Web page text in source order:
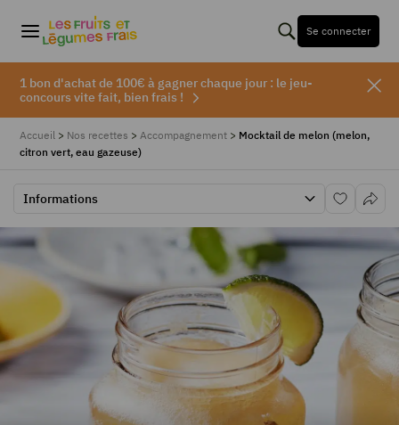
Se connecter
1 bon d'achat de 100€ à gagner chaque jour : le jeu-
concours vite fait, bien frais !
Accueil > Nos recettes > Accompagnement > Mocktail de melon (melon,
citron vert, eau gazeuse)
Informations